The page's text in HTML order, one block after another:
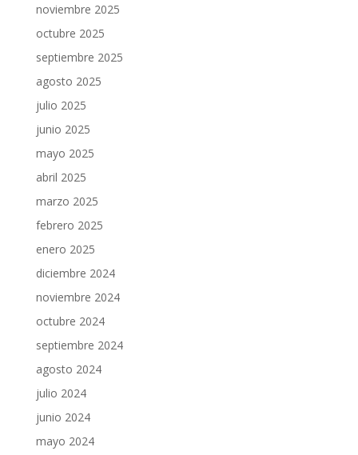
noviembre 2025
octubre 2025
septiembre 2025
agosto 2025
julio 2025
junio 2025
mayo 2025
abril 2025
marzo 2025
febrero 2025
enero 2025
diciembre 2024
noviembre 2024
octubre 2024
septiembre 2024
agosto 2024
julio 2024
junio 2024
mayo 2024